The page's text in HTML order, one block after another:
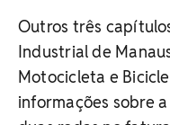
Outros três
Industrial de
Motocicleta e
informações sobre